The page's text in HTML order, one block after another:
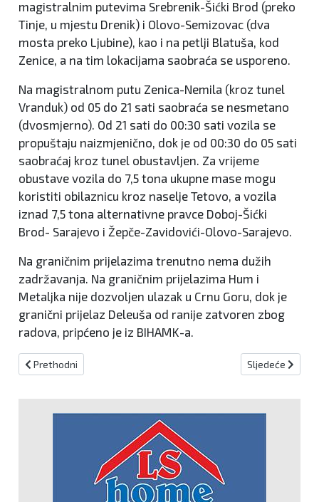
magistralnim putevima Srebrenik-Šićki Brod (preko
Tinje, u mjestu Drenik) i Olovo-Semizovac (dva
mosta preko Ljubine), kao i na petlji Blatuša, kod
Zenice, a na tim lokacijama saobraća se usporeno.
Na magistralnom putu Zenica-Nemila (kroz tunel
Vranduk) od 05 do 21 sati saobraća se nesmetano
(dvosmjerno). Od 21 sati do 00:30 sati vozila se
propuštaju naizmjenično, dok je od 00:30 do 05 sati
saobraćaj kroz tunel obustavljen. Za vrijeme
obustave vozila do 7,5 tona ukupne mase mogu
koristiti obilaznicu kroz naselje Tetovo, a vozila
iznad 7,5 tona alternativne pravce Doboj-Šićki
Brod- Sarajevo i Žepče-Zavidovići-Olovo-Sarajevo.
Na graničnim prijelazima trenutno nema dužih
zadržavanja. Na graničnim prijelazima Hum i
Metaljka nije dozvoljen ulazak u Crnu Goru, dok je
granični prijelaz Deleuša od ranije zatvoren zbog
radova, pripćeno je iz BIHAMK-a.
Prethodni članak: Najavljene radarske kontrole za 27.7.2020.
Prethodni Sljedeći
Sljedeće